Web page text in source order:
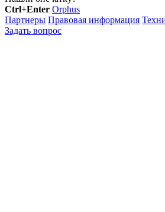
Ctrl+Enter Orphus
Партнеры Правовая информация
Задать вопрос